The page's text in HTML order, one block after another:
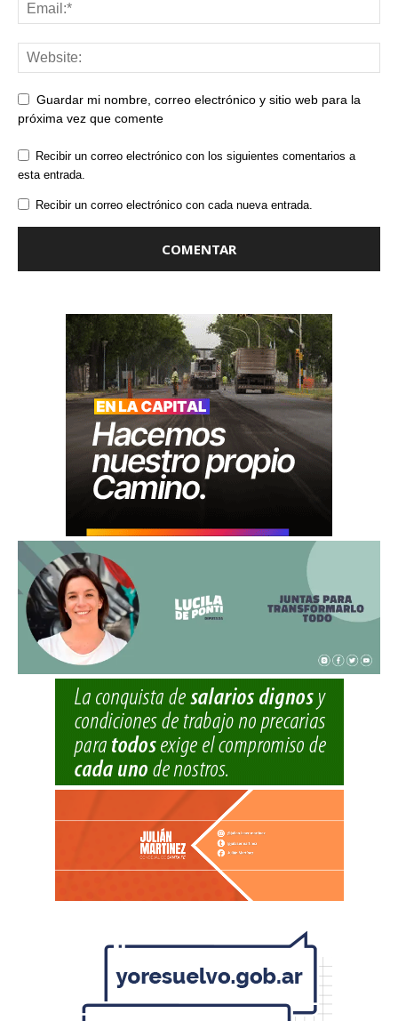
Guardar mi nombre, correo electrónico y sitio web para la
próxima vez que comente
Recibir un correo electrónico con los siguientes comentarios a
esta entrada.
Recibir un correo electrónico con cada nueva entrada.